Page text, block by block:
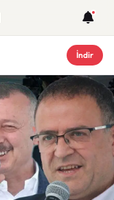
İndir